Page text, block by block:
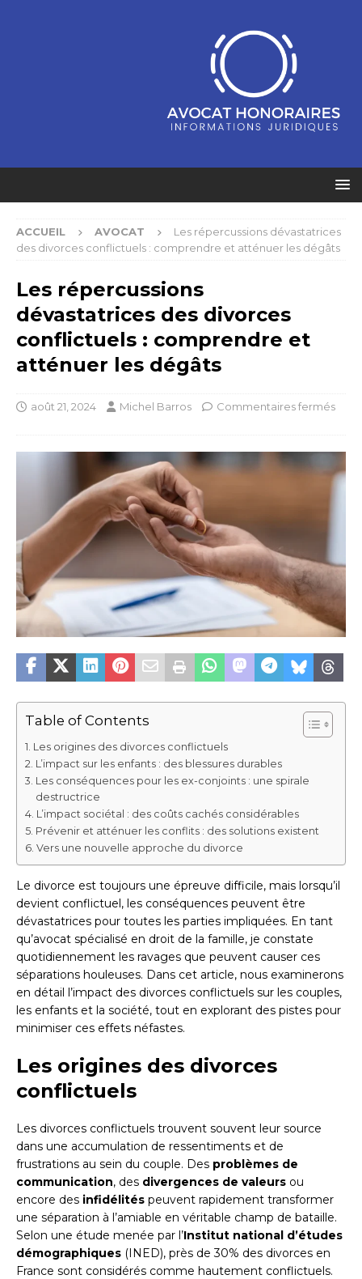
ACCUEIL AVOCAT
Les répercussions dévastatrices
des divorces conflictuels : comprendre et atténuer les dégâts
Les répercussions
dévastatrices des divorces
conflictuels : comprendre et
atténuer les dégâts
août 21, 2024 Michel Barros Commentaires fermés
Table of Contents
Les origines des divorces conflictuels
L’impact sur les enfants : des blessures durables
Les conséquences pour les ex-conjoints : une spirale
destructrice
L’impact sociétal : des coûts cachés considérables
Prévenir et atténuer les conflits : des solutions existent
Vers une nouvelle approche du divorce
Le divorce est toujours une épreuve difficile, mais lorsqu’il
devient conflictuel, les conséquences peuvent être
dévastatrices pour toutes les parties impliquées. En tant
qu’avocat spécialisé en droit de la famille, je constate
quotidiennement les ravages que peuvent causer ces
séparations houleuses. Dans cet article, nous examinerons
en détail l’impact des divorces conflictuels sur les couples,
les enfants et la société, tout en explorant des pistes pour
minimiser ces effets néfastes.
Les origines des divorces
conflictuels
Les divorces conflictuels trouvent souvent leur source
dans une accumulation de ressentiments et de
frustrations au sein du couple. Des problèmes de
communication, des divergences de valeurs ou
encore des infidélités peuvent rapidement transformer
une séparation à l’amiable en véritable champ de bataille.
Selon une étude menée par l’Institut national d’études
démographiques (INED), près de 30% des divorces en
France sont considérés comme hautement conflictuels.